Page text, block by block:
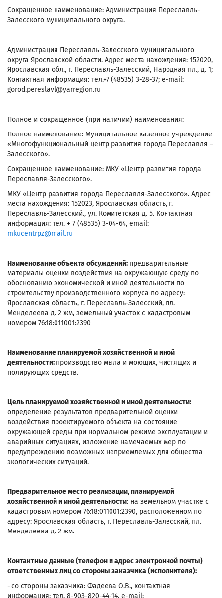
Сокращенное наименование: Администрация Переславль-
Залесского муниципального округа.
Администрация Переславль-Залесского муниципального
округа Ярославской области. Адрес места нахождения: 152020,
Ярославская обл., г. Переславль-Залесский, Народная пл., д. 1;
Контактная информация: тел.+7 (48535) 3-28-37; e-mail:
gorod.pereslavl@yarregion.ru
Полное и сокращенное (при наличии) наименования:
Полное наименование: Муниципальное казенное учреждение
«Многофункциональный центр развития города Переславля –
Залесского».
Сокращенное наименование: МКУ «Центр развития города
Переславля-Залесского».
МКУ «Центр развития города Переславля-Залесского». Адрес
места нахождения: 152023, Ярославская область, г.
Переславль-Залесский., ул. Комитетская д. 5. Контактная
информация: тел. + 7 (48535) 3-04-64, email:
mkucentrpz@mail.ru
Наименование объекта обсуждений: предварительные
материалы оценки воздействия на окружающую среду по
обоснованию экономической и иной деятельности по
строительству производственного корпуса по адресу:
Ярославская область, г. Переславль-Залесский, пл.
Менделеева д. 2 жм, земельный участок с кадастровым
номером 76:18:011001:2390
Наименование планируемой хозяйственной и иной
деятельности: производство мыла и моющих, чистящих и
полирующих средств.
Цель планируемой хозяйственной и иной деятельности:
определение результатов предварительной оценки
воздействия проектируемого объекта на состояние
окружающей среды при нормальном режиме эксплуатации и
аварийных ситуациях, изложение намечаемых мер по
предупреждению возможных неприемлемых для общества
экологических ситуаций.
Предварительное место реализации, планируемой
хозяйственной и иной деятельности: на земельном участке с
кадастровым номером 76:18:011001:2390, расположенном по
адресу: Ярославская область, г. Переславль-Залесский, пл.
Менделеева д. 2 жм.
Контактные данные (телефон и адрес электронной почты)
ответственных лиц со стороны заказчика (исполнителя):
- со стороны заказчика: Фадеева О.В., контактная
информация: тел. 8-903-820-44-14, e-mail: